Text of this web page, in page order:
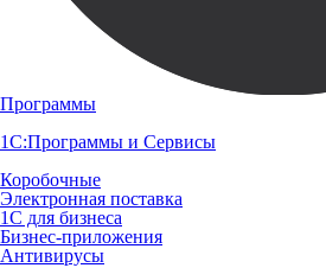
Программы
1С:Программы и Сервисы
Коробочные
Электронная поставка
1С для бизнеса
Бизнес-приложения
Антивирусы